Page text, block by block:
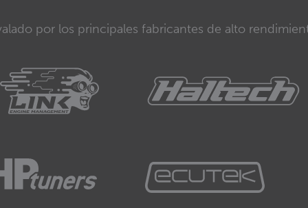
por los principales fabricantes de alto